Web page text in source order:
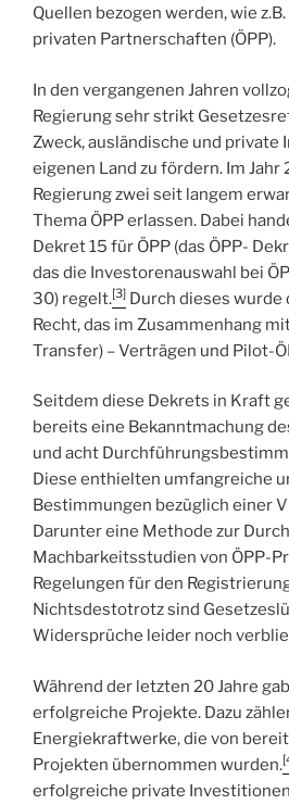
Quellen bezogen werden, wie
privaten Partnerschaften (ÖPP).
In den vergangenen Jahren
Regierung sehr strikt
Zweck, ausländische und private
eigenen Land zu fördern. Im Jahr
Regierung zwei seit langem
Thema ÖPP erlassen. Dabei
Dekret 15 für ÖPP (das ÖPP-
das die Investorenauswahl bei
30) regelt.[3] Durch dieses wurde
Recht, das im Zusammenhang
Transfer) – Verträgen und Pilot-
Seitdem diese Dekrets in Kraft
bereits eine Bekanntmachung
und acht
Diese enthielten umfangreiche
Bestimmungen bezüglich einer
Darunter eine Methode zur
Machbarkeitsstudien von ÖPP-
Regelungen für den
Nichtsdestotrotz sind
Widersprüche leider noch
Während der letzten 20 Jahre
erfolgreiche Projekte. Dazu
Energiekraftwerke, die von
Projekten übernommen wurden.
erfolgreiche private